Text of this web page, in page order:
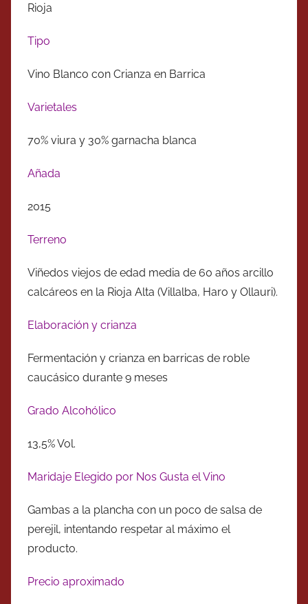
Rioja
Tipo
Vino Blanco con Crianza en Barrica
Varietales
70% viura y 30% garnacha blanca
Añada
2015
Terreno
Viñedos viejos de edad media de 60 años arcillo
calcáreos en la Rioja Alta (Villalba, Haro y Ollauri).
Elaboración y crianza
Fermentación y crianza en barricas de roble
caucásico durante 9 meses
Grado Alcohólico
13,5% Vol.
Maridaje Elegido por Nos Gusta el Vino
Gambas a la plancha con un poco de salsa de
perejil, intentando respetar al máximo el
producto.
Precio aproximado